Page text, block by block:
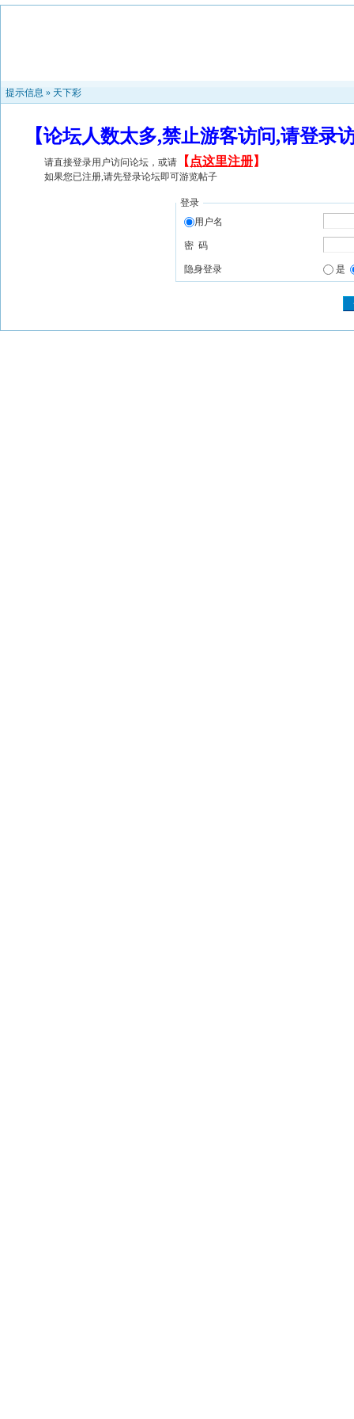
提示信息 » 天下彩
【论坛人数太多,禁止游客访问,请登
请直接登录用户访问论坛，或请 【 点这里注册】
如果您已注册,请先登录论坛即可游览帖子
登录
用户名
密 码
隐身登录 是